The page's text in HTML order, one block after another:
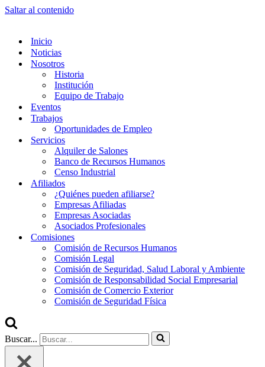
Saltar al contenido
Inicio
Noticias
Nosotros
Historia
Institución
Equipo de Trabajo
Eventos
Trabajos
Oportunidades de Empleo
Servicios
Alquiler de Salones
Banco de Recursos Humanos
Censo Industrial
Afiliados
¿Quiénes pueden afiliarse?
Empresas Afiliadas
Empresas Asociadas
Asociados Profesionales
Comisiones
Comisión de Recursos Humanos
Comisión Legal
Comisión de Seguridad, Salud Laboral y Ambiente
Comisión de Responsabilidad Social Empresarial
Comisión de Comercio Exterior
Comisión de Seguridad Física
Buscar...